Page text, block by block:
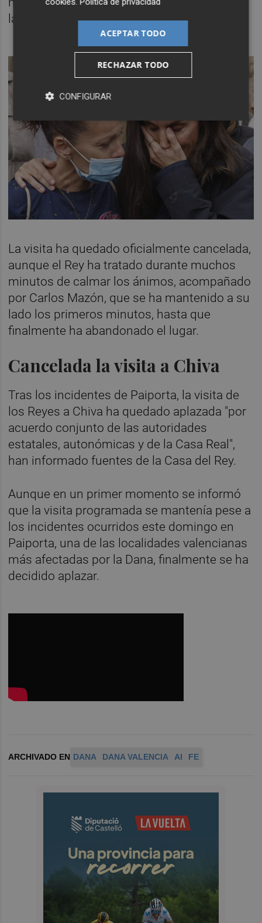
lanzado a la comitiva.
La visita ha quedado oficialmente cancelada,
aunque el Rey ha tratado durante muchos
minutos de calmar los ánimos, acompañado
por Carlos Mazón, que se ha mantenido a su
lado los primeros minutos, hasta que
finalmente ha abandonado el lugar.
Cancelada la visita a Chiva
Tras los incidentes de Paiporta, la visita de
los Reyes a Chiva ha quedado aplazada "por
acuerdo conjunto de las autoridades
estatales, autonómicas y de la Casa Real",
han informado fuentes de la Casa del Rey.
Aunque en un primer momento se informó
que la visita programada se mantenía pese a
los incidentes ocurridos este domingo en
Paiporta, una de las localidades valencianas
más afectadas por la Dana, finalmente se ha
decidido aplazar.
ARCHIVADO EN DANA DANA VALENCIA AI FE
ACEPTAR TODO
RECHAZAR TODO
CONFIGURAR